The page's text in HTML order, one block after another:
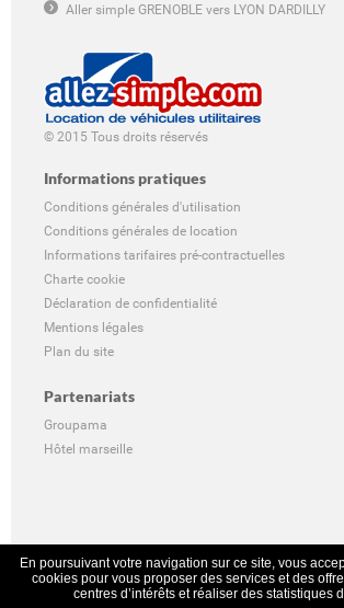
Aller simple GRENOBLE vers LYON DARDILLY
© 2015 Tous droits réservés
Informations pratiques
Conditions générales d'utilisation
Conditions générales de location
Informations tarifaires pré-contractuelles
Charte cookie
Déclaration de confidentialité
Mentions légales
Plan du site
Partenariats
Groupama
Hôtel marseille
En poursuivant votre navigation sur ce site, vous
cookies pour vous proposer des services et des
centres d’intérêts et réaliser des statistiques